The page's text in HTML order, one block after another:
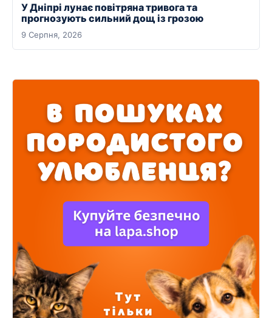
У Дніпрі лунає повітряна тривога та
прогнозують сильний дощ із грозою
9 Серпня, 2026